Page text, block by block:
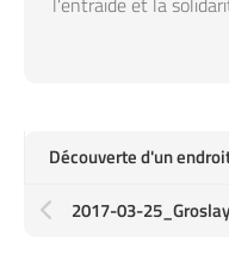
2017-03-